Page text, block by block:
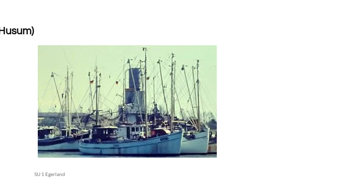
1 Egerland